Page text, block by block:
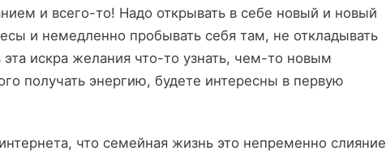
и всего-то! Надо открывать в себе новый и новый
и немедленно пробывать себя там, не откладывать
эта искра желания что-то узнать, чем-то новым
получать энергию, будете интересны в первую
что семейная жизнь это непременно слияние